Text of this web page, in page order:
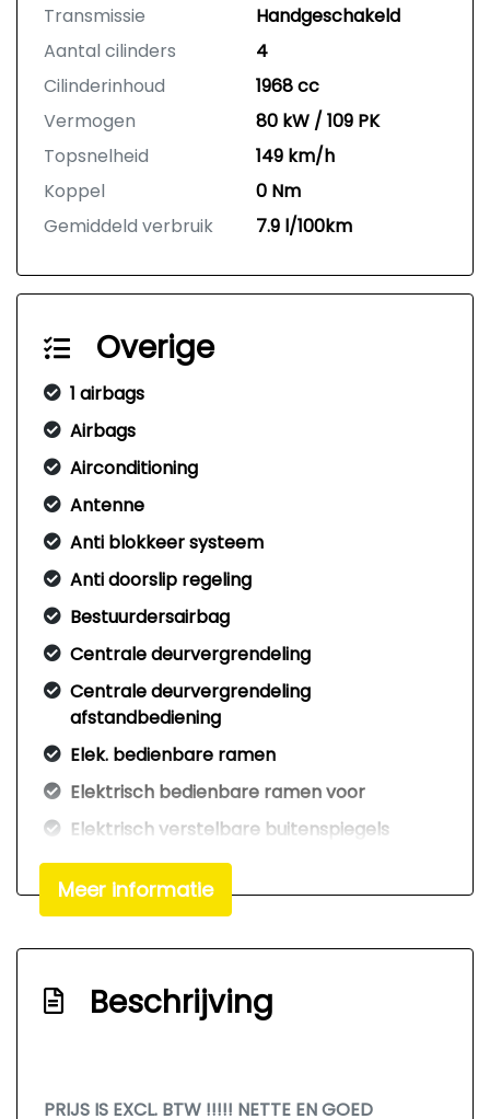
Transmissie
Handgeschakeld
Aantal cilinders
4
Cilinderinhoud
1968 cc
Vermogen
80 kW / 109 PK
Topsnelheid
149 km/h
Koppel
0 Nm
Gemiddeld verbruik
7.9 l/100km
Overige
1 airbags
Airbags
Airconditioning
Antenne
Anti blokkeer systeem
Anti doorslip regeling
Bestuurdersairbag
Centrale deurvergrendeling
Centrale deurvergrendeling
afstandbediening
Elek. bedienbare ramen
Elektrisch bedienbare ramen voor
Elektrisch verstelbare buitenspiegels
Elektronisch sper differentieel
Elektronisch stabiliteits programma
Radio/cd-speler
Meer informatie
Beschrijving
PRIJS IS EXCL. BTW !!!!! NETTE EN GOED